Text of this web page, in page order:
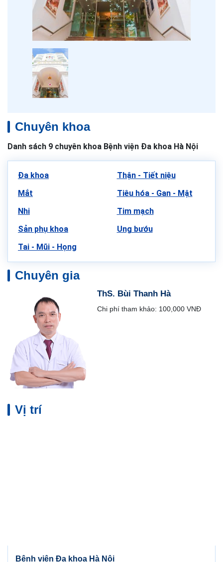
Chuyên khoa
Danh sách 9 chuyên khoa Bệnh viện Đa khoa Hà Nội
Đa khoa
Mắt
Nhi
Sản phụ khoa
Tai - Mũi - Họng
Thận - Tiết niệu
Tiêu hóa - Gan - Mật
Tim mạch
Ung bướu
Chuyên gia
ThS. Bùi Thanh Hà
Chi phí tham khảo: 100,000 VNĐ
Vị trí
Bệnh viện Đa khoa Hà Nội